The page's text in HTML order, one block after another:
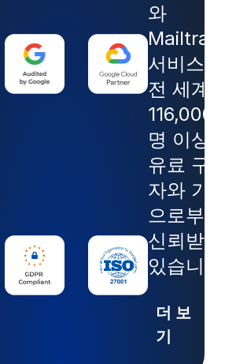
와
Mailtrack
서비스는
전 세계
116,000
명 이상의
유료 구독
자와 기업
으로부터
신뢰받고
있습니다.
더 보
기